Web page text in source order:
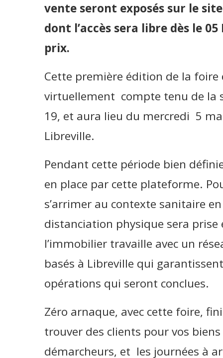
vente seront exposés sur le
dont l’accès sera libre dès le
prix.
Cette première édition de la
virtuellement compte tenu de la
19, et aura lieu du mercredi 5
Libreville.
Pendant cette période bien
en place par cette plateforme.
s’arrimer au contexte sanitaire
distanciation physique sera prise
l’immobilier travaille avec un
basés à Libreville qui
opérations qui seront conclues.
Zéro arnaque, avec cette foire,
trouver des clients pour vos
démarcheurs, et les journées à